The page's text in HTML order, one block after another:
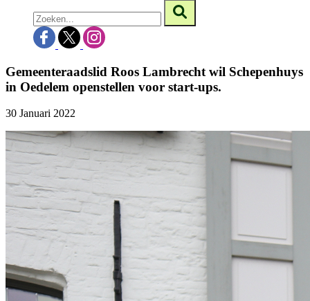
Gemeenteraadslid Roos Lambrecht wil Schepenhuys
in Oedelem openstellen voor start-ups.
30 Januari 2022